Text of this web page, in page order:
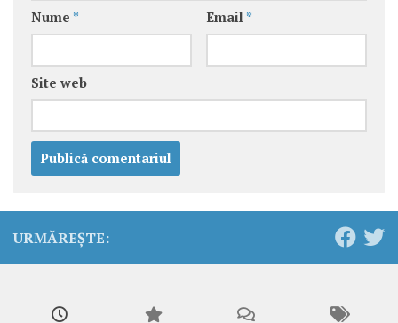
Nume * Email *
Site web
URMĂREȘTE: